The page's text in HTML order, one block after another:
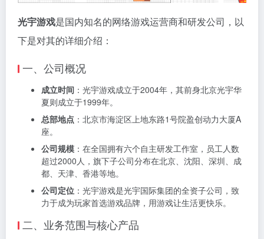
光宇游戏是国内知名的网络游戏运营商和研发公司，以
下是对其的详细介绍：
一、公司概况
成立时间 ：光宇游戏成立于2004年，其前身北京光宇华
夏则成立于1999年。
总部地点 ：北京市海淀区上地东路1号院盈创动力大厦A
座。
公司规模 ：在全国拥有六个自主研发工作室，员工人数
超过2000人，旗下子公司分布在北京、沈阳、深圳、成
都、天津、香港等地。
公司定位 ：光宇游戏是光宇国际集团的全资子公司，致
力于成为玩家首选游戏品牌，用游戏让生活更快乐。
二、业务范围与核心产品